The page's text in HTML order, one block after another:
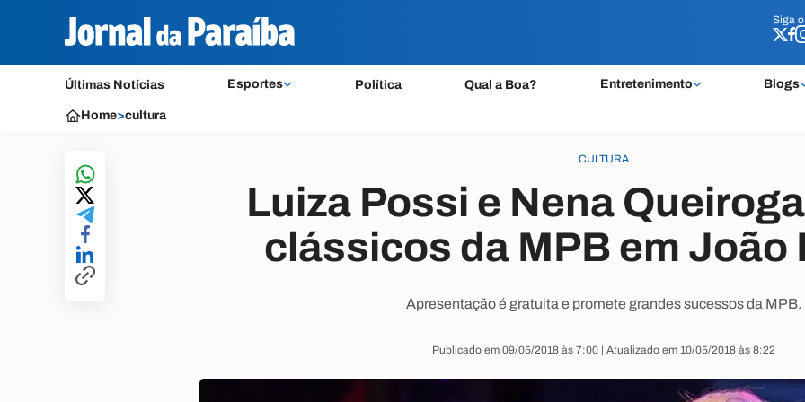
Siga o
Últimas Notícias Esportes Política Qual a Boa? Entretenimento Blogs
Siga o
Home>cultura
CULTURA
Luiza Possi e Nena
clássicos da MPB em João
Apresentação é gratuita e promete grandes sucessos da MPB.
Publicado em 09/05/2018 às 7:00 | Atualizado em 10/05/2018 às 8:22